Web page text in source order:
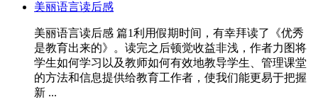
美丽语言读后感
美丽语言读后感 篇1利用假期时间，有幸拜读了《优秀
是教育出来的》。读完之后顿觉收益非浅，作者力图将
学生如何学习以及教师如何有效地教导学生、管理课堂
的方法和信息提供给教育工作者，使我们能更易于把握
新 ...